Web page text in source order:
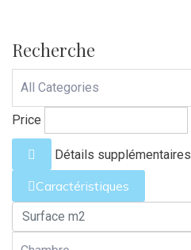
Recherche
Price
Détails supplémentaires
Caractéristiques